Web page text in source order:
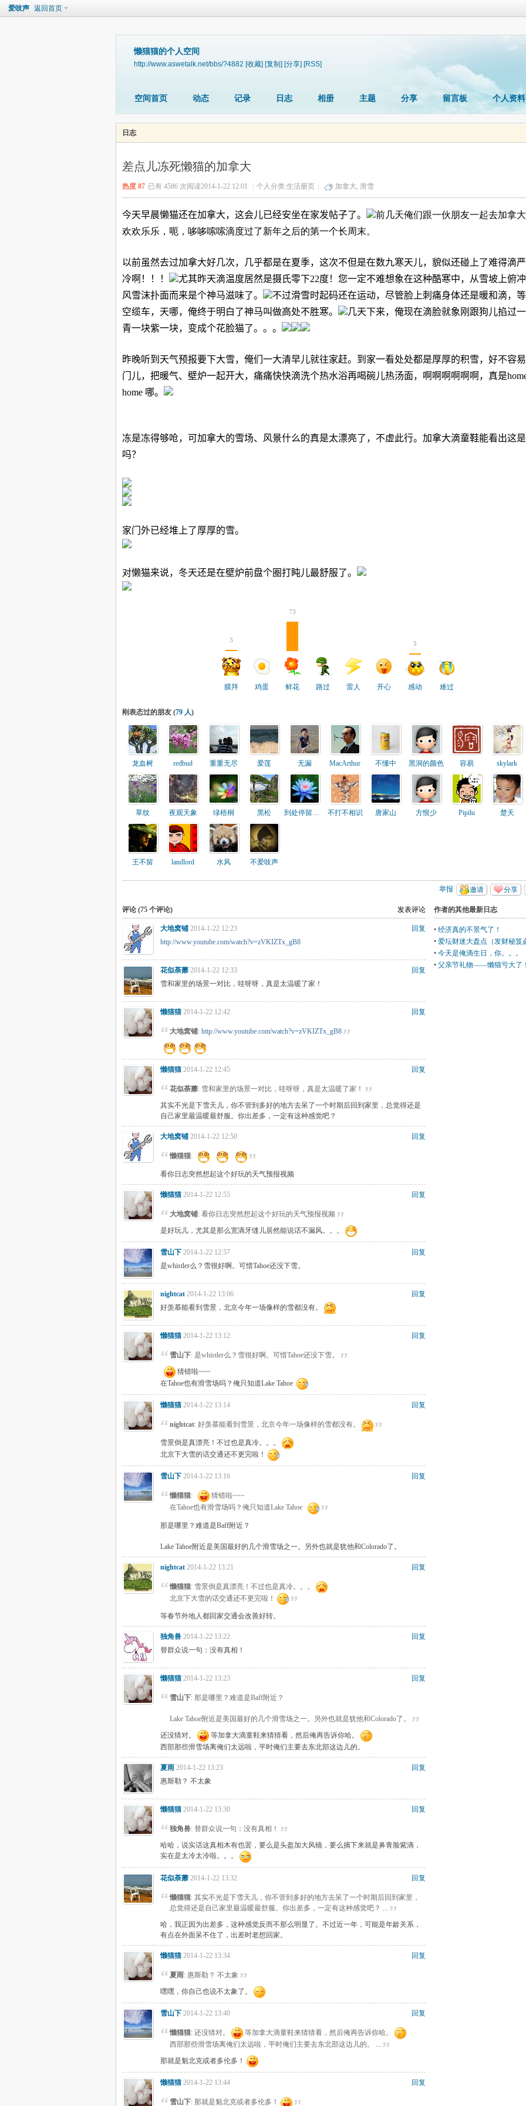
爱吱声 返回首页
懒猫猫的个人空间
http://www.aswetalk.net/bbs/?4882 [收藏] [复制] [分享] [RSS]
空间首页 动态 记录 日志 相册 主题 分享 留言板 个人资料
日志
差点儿冻死懒猫的加拿大
热度 87 已有 4586 次阅读2014-1-22 12:01 个人分类:生活册页 加拿大, 滑雪
今天早晨懒猫还在加拿大，这会儿已经安坐在家发帖子了。
前几天俺们跟一伙朋友一起去加拿大
欢欢乐乐，呃，哆哆嗦嗦滴度过了新年之后的第一个长周末。
以前虽然去过加拿大好几次，几乎都是在夏季，这次不但是在数九寒天儿，貌似还碰上了难得滴严
冷啊！！！
尤其昨天滴温度居然是摄氏零下22度！ 您一定不难想象在这种酷寒中，从雪坡上俯
风雪沫扑面而来是个神马滋味了。
不过滑雪时起码还在运动，尽管脸上刺痛身体还是暖和滴，
空缆车，天哪，俺终于明白了神马叫做高处不胜寒。
几天下来，俺现在滴脸就象刚跟狗儿掐过
青一块紫一块，变成个花脸猫了。。。
昨晚听到天气预报要下大雪，俺们一大清早儿就往家赶。到家一看处处都是厚厚的积雪，好不容
门儿，把暖气、壁炉一起开大，痛痛快快滴洗个热水浴再喝碗儿热汤面，啊啊啊啊啊啊，真是
home 哪。
冻是冻得够呛，可加拿大的雪场、风景什么的真是太漂亮了，不虚此行。加拿大滴童鞋能看出这
吗？
家门外已经堆上了厚厚的雪。
对懒猫来说，冬天还是在壁炉前盘个圈打盹儿最舒服了。
3
膜拜 鸡蛋
73
鲜花 路过 雷人 开心
3
感动 难过
刚表态过的朋友 (79 人)
龙血树 redbud 重重无尽 爱莲 无漏 MacArthur 不懂中 黑洞的颜色 容易 skylark
草纹 夜观天象 绿梧桐 黑松 到处停留的叶子 不打不相识 唐家山 方恨少 Pipilu 楚天
王不留 landlord 水风 不爱吱声
分享
邀请
举报
作者的其他最新日志
•经济真的不景气了！
•爱坛财迷大盘点（发财秘笈
•今天是俺滴生日，你。。。
•父亲节礼物——懒猫亏大了！
发表评论
评论 (75 个评论)
回复
大地窝铺 2014-1-22 12:23
http://www.youtube.com/watch?v=zVKIZTx_gB8
回复
花似荼蘼 2014-1-22 12:33
雪和家里的场景一对比，哇呀呀，真是太温暖了家！
回复
懒猫猫 2014-1-22 12:42
大地窝铺: http://www.youtube.com/watch?v=zVKIZTx_gB8
回复
懒猫猫 2014-1-22 12:45
花似荼蘼: 雪和家里的场景一对比，哇呀呀，真是太温暖了家！
其实不光是下雪天儿，你不管到多好的地方去呆了一个时期后回到家里，总觉得还是
自己家里最温暖最舒服。你出差多，一定有这种感觉吧？
回复
大地窝铺 2014-1-22 12:50
懒猫猫:
看你日志突然想起这个好玩的天气预报视频
回复
懒猫猫 2014-1-22 12:55
大地窝铺: 看你日志突然想起这个好玩的天气预报视频
是好玩儿，尤其是那么宽滴牙缝儿居然能说话不漏风。。。
回复
雪山下 2014-1-22 12:57
是whistler么？雪很好啊。可惜Tahoe还没下雪。
回复
nightcat 2014-1-22 13:06
好羡慕能看到雪景，北京今年一场像样的雪都没有。
回复
懒猫猫 2014-1-22 13:12
雪山下: 是whistler么？雪很好啊。可惜Tahoe还没下雪。
猜错啦~~~
在Tahoe也有滑雪场吗？俺只知道Lake Tahoe
回复
懒猫猫 2014-1-22 13:14
nightcat: 好羡慕能看到雪景，北京今年一场像样的雪都没有。
雪景倒是真漂亮！不过也是真冷。。。
北京下大雪的话交通还不更完啦！
回复
雪山下 2014-1-22 13:16
懒猫猫:
猜错啦~~~
在Tahoe也有滑雪场吗？俺只知道Lake Tahoe
那是哪里？难道是Baff附近？
Lake Tahoe附近是美国最好的几个滑雪场之一。另外也就是犹他和Colorado了。
回复
nightcat 2014-1-22 13:21
懒猫猫: 雪景倒是真漂亮！不过也是真冷。。。
北京下大雪的话交通还不更完啦！
等春节外地人都回家交通会改善好转。
回复
独角兽 2014-1-22 13:22
替群众说一句：没有真相！
回复
懒猫猫 2014-1-22 13:23
雪山下: 那是哪里？难道是Baff附近？
Lake Tahoe附近是美国最好的几个滑雪场之一。另外也就是犹他和Colorado了。
还没猜对。
等加拿大滴童鞋来猜猜看，然后俺再告诉你哈。
西部那些滑雪场离俺们太远啦，平时俺们主要去东北部这边儿的。
回复
夏雨 2014-1-22 13:23
惠斯勒？ 不太象
回复
懒猫猫 2014-1-22 13:30
独角兽: 替群众说一句：没有真相！
哈哈，说实话这真相木有也罢，要么是头盔加大风镜，要么摘下来就是鼻青脸紫滴，
实在是太冷太冷啦。。。
回复
花似荼蘼 2014-1-22 13:32
懒猫猫: 其实不光是下雪天儿，你不管到多好的地方去呆了一个时期后回到家里，
总觉得还是自己家里最温暖最舒服。你出差多，一定有这种感觉吧？ ...
哈，我正因为出差多，这种感觉反而不那么明显了。不过近一年，可能是年龄关系，
有点在外面呆不住了，出差时老想回家。
回复
懒猫猫 2014-1-22 13:34
夏雨: 惠斯勒？ 不太象
嘿嘿，你自己也说不太象了。
回复
雪山下 2014-1-22 13:40
懒猫猫: 还没猜对。
等加拿大滴童鞋来猜猜看，然后俺再告诉你哈。
西部那些滑雪场离俺们太远啦，平时俺们主要去东北部这边儿的。 ...
那就是魁北克或者多伦多！
回复
懒猫猫 2014-1-22 13:44
雪山下: 那就是魁北克或者多伦多！